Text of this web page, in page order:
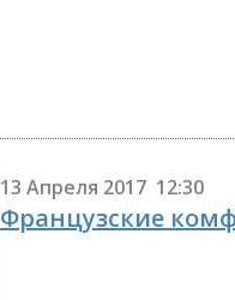
13 Апреля 2017 12:30
Французские